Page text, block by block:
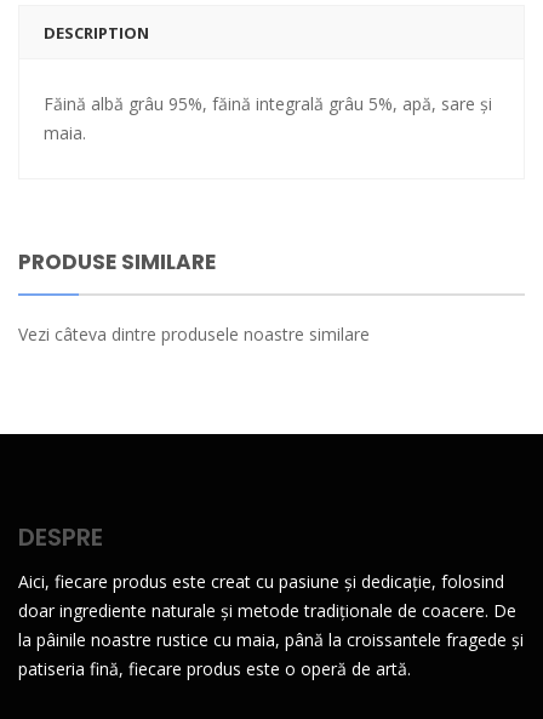
DESCRIPTION
Făină albă grâu 95%, făină integrală grâu 5%, apă, sare și
maia.
PRODUSE SIMILARE
Vezi câteva dintre produsele noastre similare
DESPRE
Aici, fiecare produs este creat cu pasiune și dedicație, folosind
doar ingrediente naturale și metode tradiționale de coacere. De
la pâinile noastre rustice cu maia, până la croissantele fragede și
patiseria fină, fiecare produs este o operă de artă.